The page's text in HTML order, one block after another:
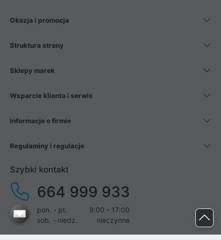
Okazja i promocja
Struktura strony
Sklepy marek
Wsparcie klienta i serwis
Informacje o firmie
Regulaminy i regulacje
Szybki kontakt
664 999 933
pon. - pt.
9:00 - 17:00
sob. - niedz.
nieczynne